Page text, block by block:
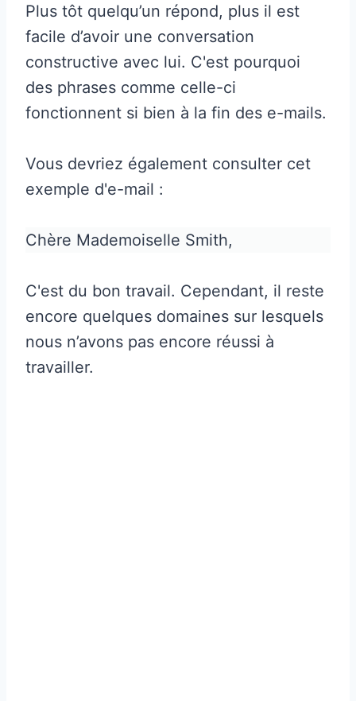
Plus tôt quelqu’un répond, plus il est
facile d’avoir une conversation
constructive avec lui. C'est pourquoi
des phrases comme celle-ci
fonctionnent si bien à la fin des e-mails.
Vous devriez également consulter cet
exemple d'e-mail :
Chère Mademoiselle Smith,
C'est du bon travail. Cependant, il reste
encore quelques domaines sur lesquels
nous n’avons pas encore réussi à
travailler.